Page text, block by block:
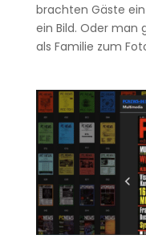
brachten Gäste
ein Bild. Oder man
als Familie zum